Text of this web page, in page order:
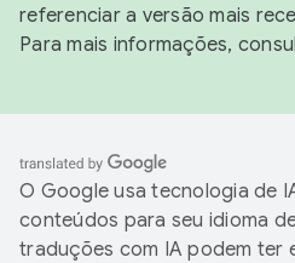
referenciar a versão mais
Para mais informações,
O Google usa tecnologia de
conteúdos para seu idioma
traduções com IA podem ter